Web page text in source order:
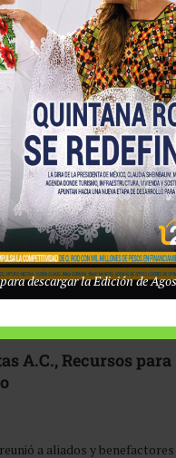
y Make-A-Wish México
realidad el deseo de una …
A.C., Recursos para
a aliados y benefactores
descargar la Edición de